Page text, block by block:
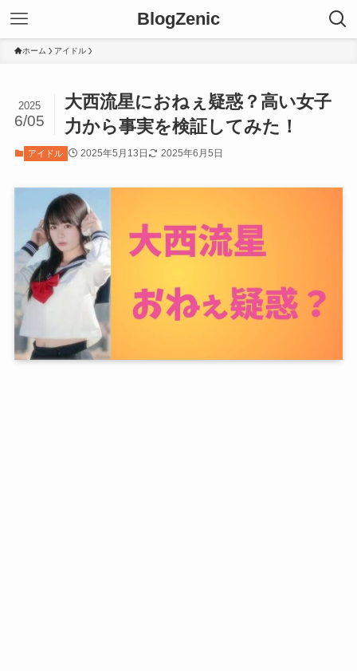
BlogZenic
ホーム アイドル
大西流星におねぇ疑惑？高い女子
力から事実を検証してみた！
2025
6/05
アイドル 2025年5月13日 2025年6月5日